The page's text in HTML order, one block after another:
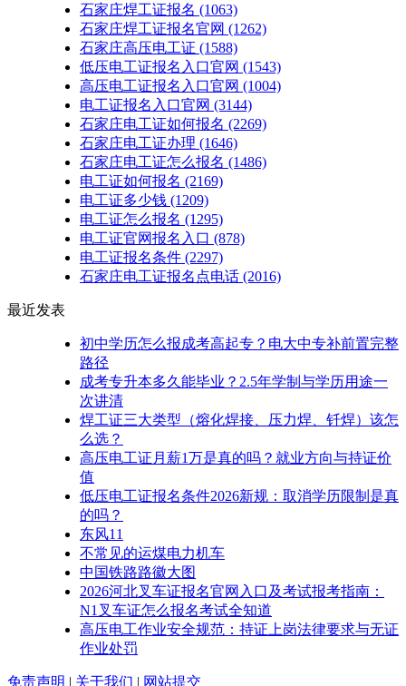
石家庄焊工证报名 (1063)
石家庄焊工证报名官网 (1262)
石家庄高压电工证 (1588)
低压电工证报名入口官网 (1543)
高压电工证报名入口官网 (1004)
电工证报名入口官网 (3144)
石家庄电工证如何报名 (2269)
石家庄电工证办理 (1646)
石家庄电工证怎么报名 (1486)
电工证如何报名 (2169)
电工证多少钱 (1209)
电工证怎么报名 (1295)
电工证官网报名入口 (878)
电工证报名条件 (2297)
石家庄电工证报名点电话 (2016)
最近发表
初中学历怎么报成考高起专？电大中专补前置完整
路径
成考专升本多久能毕业？2.5年学制与学历用途一
次讲清
焊工证三大类型（熔化焊接、压力焊、钎焊）该怎
么选？
高压电工证月薪1万是真的吗？就业方向与持证价
值
低压电工证报名条件2026新规：取消学历限制是真
的吗？
东风11
不常见的运煤电力机车
中国铁路路徽大图
2026河北叉车证报名官网入口及考试报考指南：
N1叉车证怎么报名考试全知道
高压电工作业安全规范：持证上岗法律要求与无证
作业处罚
免责声明 | 关于我们 | 网站提交